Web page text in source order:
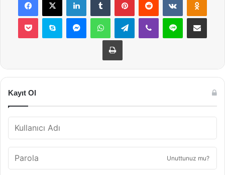
Pocket Skype MessengerWhatsAppTelegramViber Line E-Posta ile
Yazdır
Kayıt Ol
Unuttunuz mu?